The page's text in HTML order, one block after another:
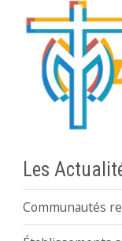
Les
Communautés